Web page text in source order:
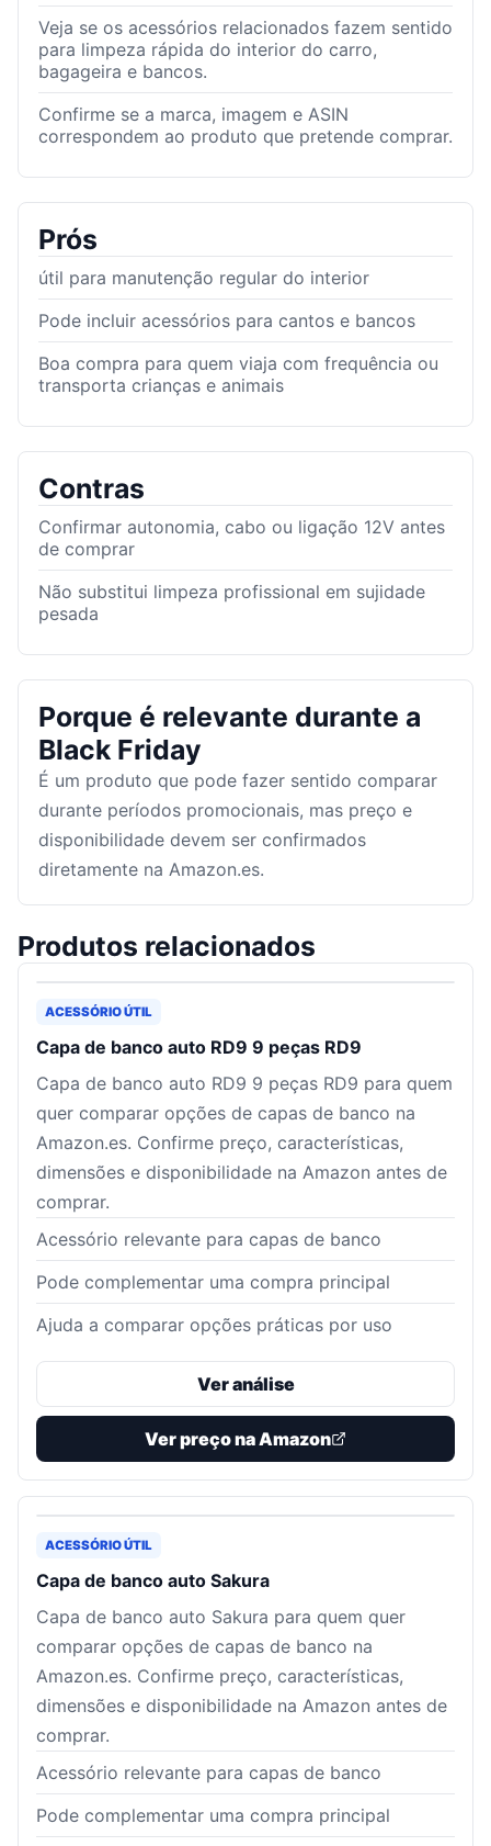
Veja se os acessórios relacionados fazem sentido
para limpeza rápida do interior do carro,
bagageira e bancos.
Confirme se a marca, imagem e ASIN
correspondem ao produto que pretende comprar.
Prós
útil para manutenção regular do interior
Pode incluir acessórios para cantos e bancos
Boa compra para quem viaja com frequência ou
transporta crianças e animais
Contras
Confirmar autonomia, cabo ou ligação 12V antes
de comprar
Não substitui limpeza profissional em sujidade
pesada
Porque é relevante durante a
Black Friday
É um produto que pode fazer sentido comparar
durante períodos promocionais, mas preço e
disponibilidade devem ser confirmados
diretamente na Amazon.es.
Produtos relacionados
ACESSÓRIO ÚTIL
Capa de banco auto RD9 9 peças RD9
Capa de banco auto RD9 9 peças RD9 para quem
quer comparar opções de capas de banco na
Amazon.es. Confirme preço, características,
dimensões e disponibilidade na Amazon antes de
comprar.
Acessório relevante para capas de banco
Pode complementar uma compra principal
Ajuda a comparar opções práticas por uso
Ver análise
Ver preço na Amazon
ACESSÓRIO ÚTIL
Capa de banco auto Sakura
Capa de banco auto Sakura para quem quer
comparar opções de capas de banco na
Amazon.es. Confirme preço, características,
dimensões e disponibilidade na Amazon antes de
comprar.
Acessório relevante para capas de banco
Pode complementar uma compra principal